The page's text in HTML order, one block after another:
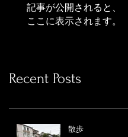
記事が公開されると、
ここに表示されます。
Recent Posts
散歩